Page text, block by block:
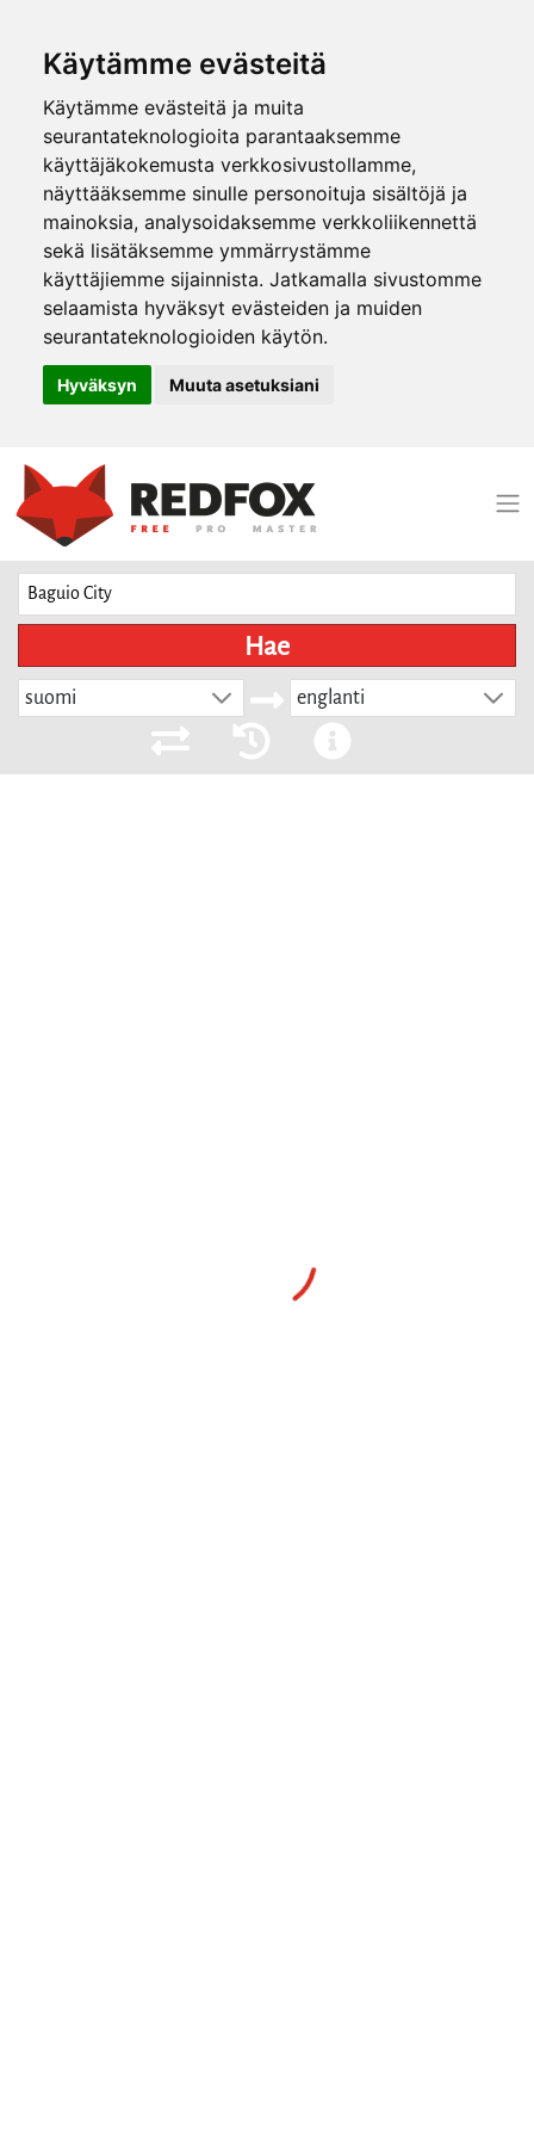
Käytämme evästeitä
Käytämme evästeitä ja muita
seurantateknologioita parantaaksemme
käyttäjäkokemusta verkkosivustollamme,
näyttääksemme sinulle personoituja sisältöjä ja
mainoksia, analysoidaksemme verkkoliikennettä
sekä lisätäksemme ymmärrystämme
käyttäjiemme sijainnista. Jatkamalla sivustomme
selaamista hyväksyt evästeiden ja muiden
seurantateknologioiden käytön.
Hyväksyn Muuta asetuksiani
Hae
suomi englanti